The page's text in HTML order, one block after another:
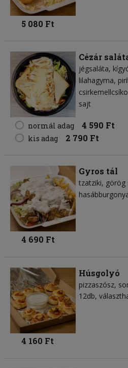
5 080 Ft
Cézár
jégsaláta
lilahagyma
sajt
normál adag 4 590 Ft
kis adag 2 790 Ft
Gyros tál
tzatziki görög
4 690 Ft
Húsgolyó
pizzaszósz
12db,
4 160 Ft